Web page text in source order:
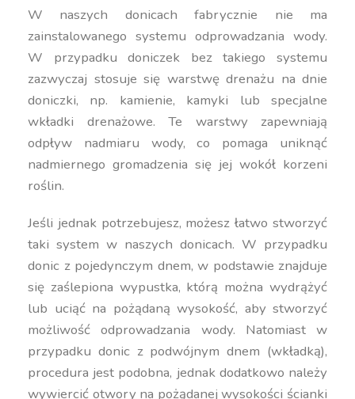
W naszych donicach fabrycznie nie ma
zainstalowanego systemu odprowadzania wody.
W przypadku doniczek bez takiego systemu
zazwyczaj stosuje się warstwę drenażu na dnie
doniczki, np. kamienie, kamyki lub specjalne
wkładki drenażowe. Te warstwy zapewniają
odpływ nadmiaru wody, co pomaga uniknąć
nadmiernego gromadzenia się jej wokół korzeni
roślin.
Jeśli jednak potrzebujesz, możesz łatwo stworzyć
taki system w naszych donicach. W przypadku
donic z pojedynczym dnem, w podstawie znajduje
się zaślepiona wypustka, którą można wydrążyć
lub uciąć na pożądaną wysokość, aby stworzyć
możliwość odprowadzania wody. Natomiast w
przypadku donic z podwójnym dnem (wkładką),
procedura jest podobna, jednak dodatkowo należy
wywiercić otwory na pożądanej wysokości ścianki